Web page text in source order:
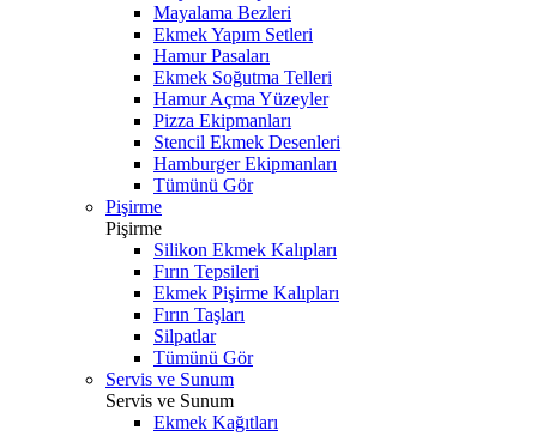
Mayalama Bezleri
Ekmek Yapım Setleri
Hamur Pasaları
Ekmek Soğutma Telleri
Hamur Açma Yüzeyler
Pizza Ekipmanları
Stencil Ekmek Desenleri
Hamburger Ekipmanları
Tümünü Gör
Pişirme
Pişirme
Silikon Ekmek Kalıpları
Fırın Tepsileri
Ekmek Pişirme Kalıpları
Fırın Taşları
Silpatlar
Tümünü Gör
Servis ve Sunum
Servis ve Sunum
Ekmek Kağıtları